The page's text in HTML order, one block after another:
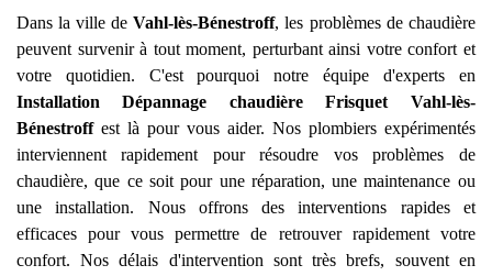
Dans la ville deVahl-lès-Bénestroff, les problèmes de chaudière
peuvent survenir à tout moment, perturbant ainsi votre confort et
votre quotidien. C'est pourquoi notre équipe d'experts en
Installation Dépannage chaudière Frisquet
Vahl-lès-
Bénestroffest là pour vous aider. Nos plombiers expérimentés
interviennent rapidement pour résoudre vos problèmes de
chaudière, que ce soit pour une réparation, une maintenance ou
une installation. Nous offrons des interventions rapides et
efficaces pour vous permettre de retrouver rapidement votre
confort. Nos délais d'intervention sont très brefs, souvent en